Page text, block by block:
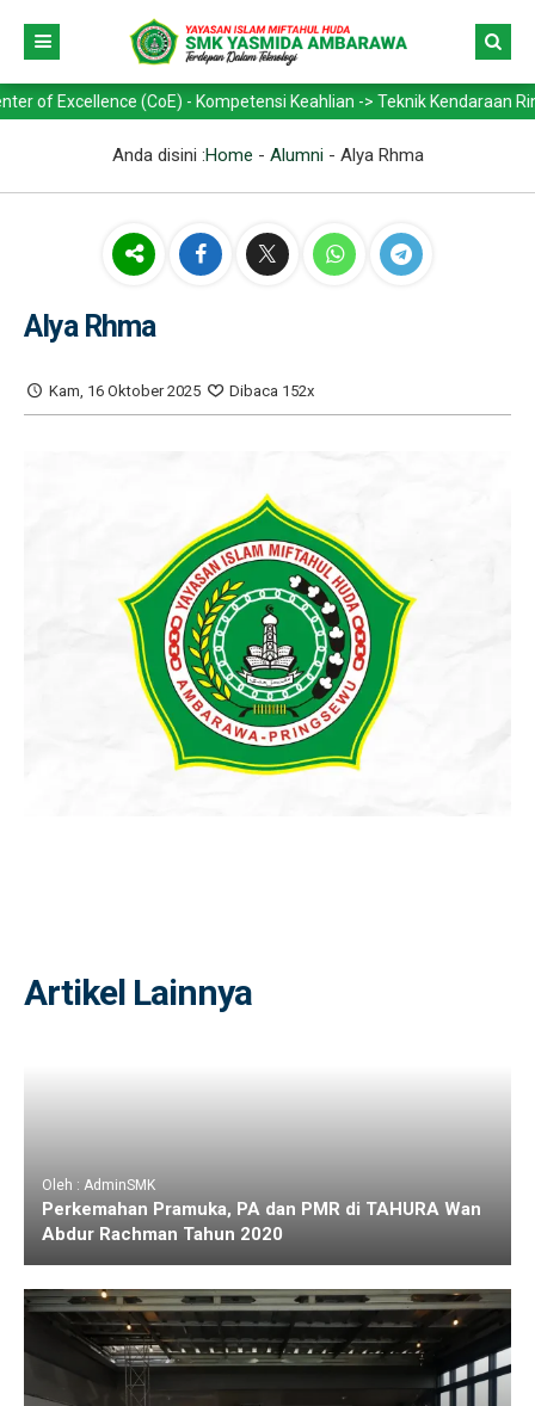
(CoE) - Kompetensi Keahlian -> Teknik Kendaraan
Anda disini :Home - Alumni - Alya Rhma
Alya Rhma
Kam, 16 Oktober 2025 Dibaca 152x
Artikel Lainnya
Oleh : AdminSMK
Perkemahan Pramuka, PA dan PMR di TAHURA Wan
Abdur Rachman Tahun 2020